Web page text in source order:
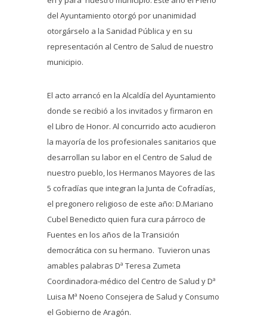
del Ayuntamiento otorgó por unanimidad
otorgárselo a la Sanidad Pública y en su
representación al Centro de Salud de nuestro
municipio.
El acto arrancó en la Alcaldía del Ayuntamiento
donde se recibió a los invitados y firmaron en
el Libro de Honor. Al concurrido acto acudieron
la mayoría de los profesionales sanitarios que
desarrollan su labor en el Centro de Salud de
nuestro pueblo, los Hermanos Mayores de las
5 cofradías que integran la Junta de Cofradías,
el pregonero religioso de este año: D.Mariano
Cubel Benedicto quien fura cura párroco de
Fuentes en los años de la Transición
democrática con su hermano. Tuvieron unas
amables palabras Dª Teresa Zumeta
Coordinadora-médico del Centro de Salud y Dª
Luisa Mª Noeno Consejera de Salud y Consumo
el Gobierno de Aragón.